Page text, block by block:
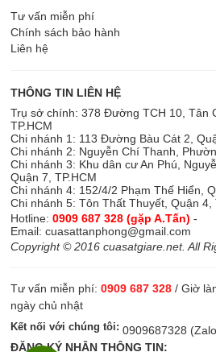
Tư vấn miễn phí
Chính sách bảo hành
Liên hệ
THÔNG TIN LIÊN HỆ
Trụ sở chính: 378 Đường TCH 10, Tân
TP.HCM
Chi nhánh 1: 113 Đường Bàu Cát 2,
Chi nhánh 2: Nguyễn Chí Thanh,
Chi nhánh 3: Khu dân cư An Phú,
Quận 7, TP.HCM
Chi nhánh 4: 152/4/2 Phạm Thế Hiển,
Chi nhánh 5: Tôn Thất Thuyết, Quận 4,
Hotline:0909 687 328 (gặp A.Tấn) -
Email:cuasattanphong@gmail.com
Copyright © 2016 cuasatgiare.net. All
Tư vấn miễn phí:0909 687 328 / Giờ
ngày chủ nhật
Kết nối với chúng tôi: 0909687328
ĐĂNG KÝ NHẬN THÔNG TIN: